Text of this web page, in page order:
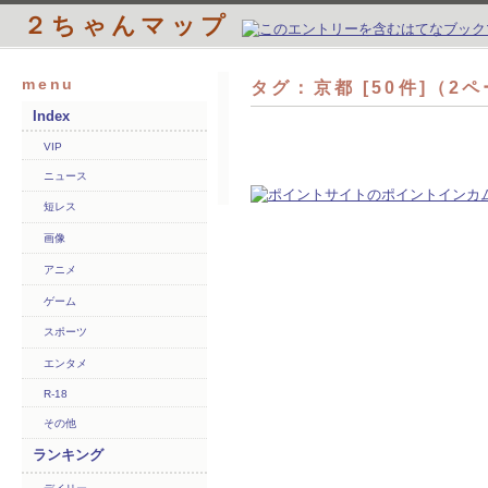
２ちゃんマップ
menu
Index
VIP
ニュース
短レス
画像
アニメ
ゲーム
スポーツ
エンタメ
R-18
その他
ランキング
タグ：京都 [50件]（2ペ